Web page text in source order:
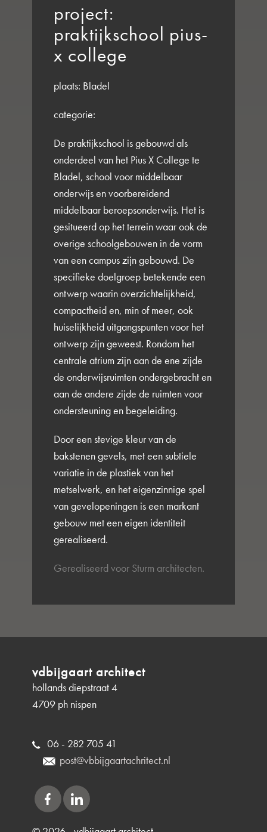
project:
praktijkschool pius-
x college
plaats: Bladel
categorie:
De praktijkschool is gebouwd als
onderdeel van het Pius X College te
Bladel, school voor middelbaar
onderwijs en voorbereidend
middelbaar beroepsonderwijs. Het is
gesitueerd op het terrein waar ook de
overige schoolgebouwen in de vorm
van een campus zijn gebouwd. De
specifieke doelgroep betekende een
ontwerp waarin overzichtelijkheid,
compactheid en, min of meer, ook
huiselijkheid uitgangspunten voor het
ontwerp zijn geweest. Rondom het
centrale atrium zijn aan de ene zijde
de onderwijsruimten ondergebracht en
aan de andere zijde de ruimten voor
ondersteuning en begeleiding.
Door een stevige kleur van de
bakstenen gevels, met een subtiele
variatie in de plastiek van het
metselwerk, en het eigenzinnige spel
van gevelopeningen is een markant
gebouw met een eigen identiteit
gerealiseerd.
Gerealiseerd voor Sturm architecten.
vdbijgaart architect
hollands diepstraat 4
4709 ph nispen
06 - 282 705 41
post@vbbijgaartachritect.nl